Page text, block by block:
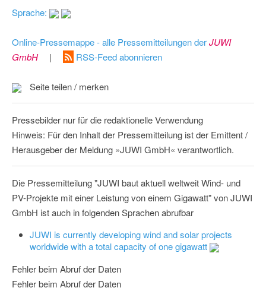
Sprache:
Online-Pressemappe - alle Pressemitteilungen derJUWI
GmbH
| RSS-Feed abonnieren
Seite teilen / merken
Pressebilder nur für die redaktionelle Verwendung
Hinweis: Für den Inhalt der Pressemitteilung ist der Emittent /
Herausgeber der Meldung »JUWI GmbH« verantwortlich.
Die Pressemitteilung "JUWI baut aktuell weltweit Wind- und
PV-Projekte mit einer Leistung von einem Gigawatt" von JUWI
GmbH ist auch in folgenden Sprachen abrufbar
JUWI is currently developing wind and solar projects
worldwide with a total capacity of one gigawatt
Fehler beim Abruf der Daten
Fehler beim Abruf der Daten